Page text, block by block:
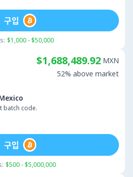
$1,000 - $50,000
구입
batch code.
$1,688,489.92 MXN
52% above market
$500 - $5,000,000
구입